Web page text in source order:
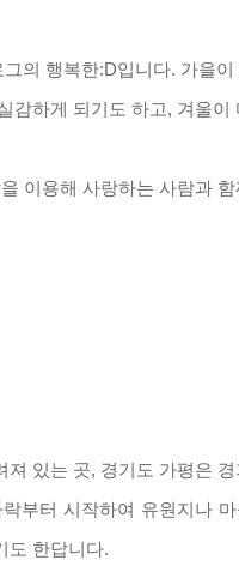
그의 행복한:D입니다. 가을
감하게 되기도 하고, 겨울이
이용해 사랑하는 사람과
져 있는 곳, 경기도 가평은
락부터 시작하여 유원지나
도 한답니다.